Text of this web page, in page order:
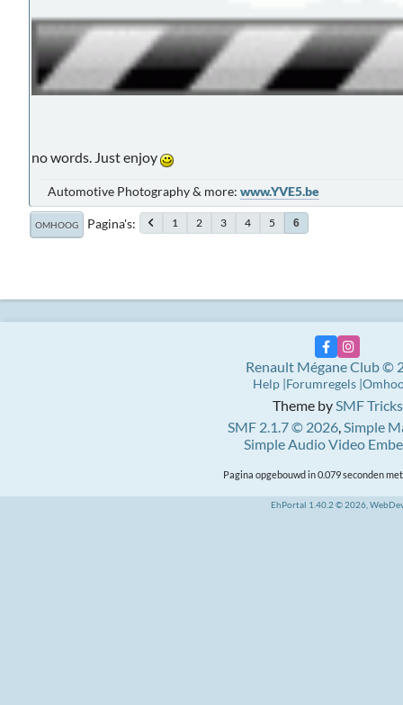
no words. Just enjoy
Automotive Photography & more: www.YVE5.be
OMHOOG Pagina's 1 2 3 4 5 6
Theme bySMF Tricks
SMF 2.1.7 © 2026,Simple
Simple Audio Video
Renault Mégane Club ©
Help Forumregels
Pagina opgebouwd in 0.079 seconden
EhPortal 1.40.2 © 2026,